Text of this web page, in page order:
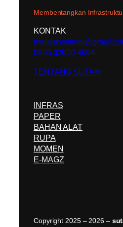
Membentangkan
KONTAK
0895 32050 4664
TENTANG SUTAMI
INFRAS
PAPER
BAHAN ALAT
RUPA
MOMEN
E-MAGZ
Copyright 2025 – 2026 –